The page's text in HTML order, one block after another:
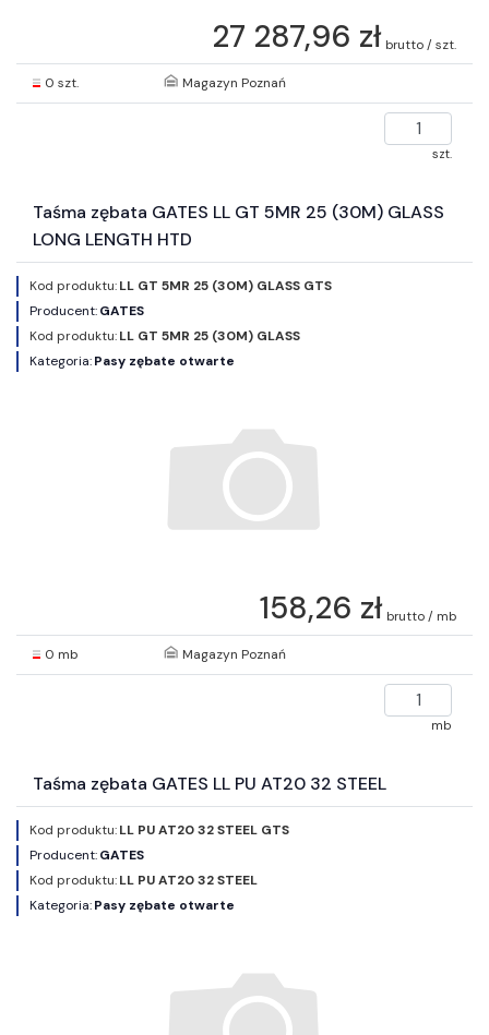
27 287,96 zł brutto / szt.
0 szt. Magazyn Poznań
szt.
Taśma zębata GATES LL GT 5MR 25 (30M) GLASS
LONG LENGTH HTD
Kod produktu:LL GT 5MR 25 (30M) GLASS GTS
Producent:GATES
Kod produktu:LL GT 5MR 25 (30M) GLASS
Kategoria:Pasy zębate otwarte
158,26 zł brutto / mb
0 mb Magazyn Poznań
mb
Taśma zębata GATES LL PU AT20 32 STEEL
Kod produktu:LL PU AT20 32 STEEL GTS
Producent:GATES
Kod produktu:LL PU AT20 32 STEEL
Kategoria:Pasy zębate otwarte